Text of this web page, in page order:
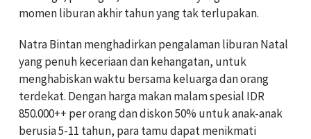
momen liburan akhir tahun yang tak terlupakan.
Natra Bintan menghadirkan pengalaman liburan Natal
yang penuh keceriaan dan kehangatan, untuk
menghabiskan waktu bersama keluarga dan orang
terdekat. Dengan harga makan malam spesial IDR
850.000++ per orang dan diskon 50% untuk anak-anak
berusia 5-11 tahun, para tamu dapat menikmati